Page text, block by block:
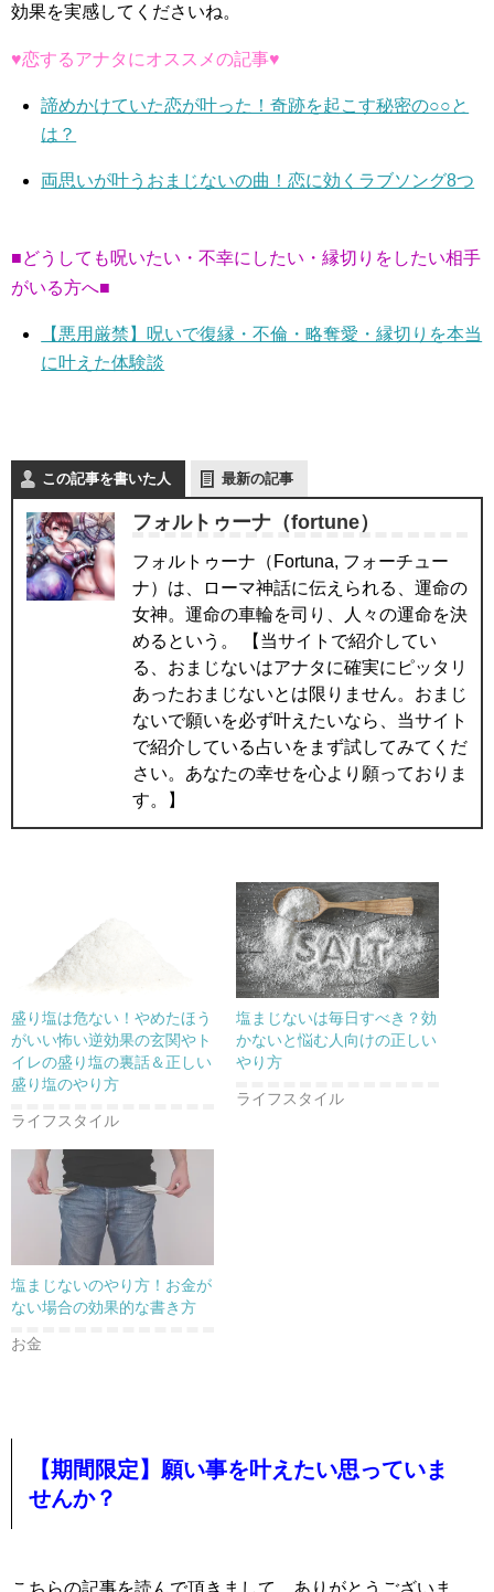
効果を実感してくださいね。
♥恋するアナタにオススメの記事♥
諦めかけていた恋が叶った！奇跡を起こす秘密の○○と
は？
両思いが叶うおまじないの曲！恋に効くラブソング8つ
■どうしても呪いたい・不幸にしたい・縁切りをしたい相手
がいる方へ■
【悪用厳禁】呪いで復縁・不倫・略奪愛・縁切りを本当
に叶えた体験談
この記事を書いた人 最新の記事
フォルトゥーナ（fortune）
フォルトゥーナ（Fortuna, フォーチュー
ナ）は、ローマ神話に伝えられる、運命の
女神。運命の車輪を司り、人々の運命を決
めるという。 【当サイトで紹介してい
る、おまじないはアナタに確実にピッタリ
あったおまじないとは限りません。おまじ
ないで願いを必ず叶えたいなら、当サイト
で紹介している占いをまず試してみてくだ
さい。あなたの幸せを心より願っておりま
す。】
盛り塩は危ない！やめたほう
がいい怖い逆効果の玄関やト
イレの盛り塩の裏話＆正しい
盛り塩のやり方
ライフスタイル
塩まじないは毎日すべき？効
かないと悩む人向けの正しい
やり方
ライフスタイル
塩まじないのやり方！お金が
ない場合の効果的な書き方
お金
【期間限定】願い事を叶えたい思っていま
せんか？
こちらの記事を読んで頂きまして、ありがとうございま